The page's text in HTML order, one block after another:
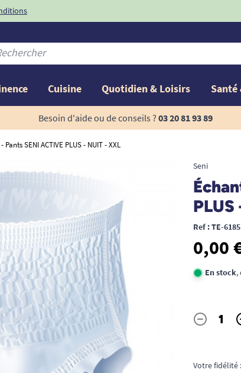
Cuisine Quotidien & Loisirs Santé
Besoin d'aide ou de conseils ? 03 20 81 93 89
SENI ACTIVE PLUS - NUIT - XXL
Seni
Ref : TE-6185
0,00
En stock,
Quantité
-
Votre fidélité